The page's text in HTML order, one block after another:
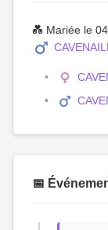
💑 Mariée le
📅